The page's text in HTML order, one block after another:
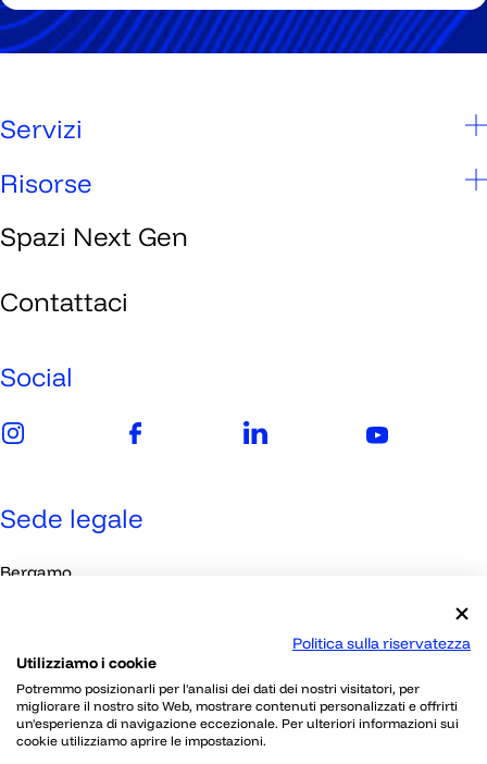
Servizi
Scuole
Studenti
Imprese
Risorse
Chi siamo
Spazi Next Gen
Contattaci
Social
Sede legale
Bergamo
Contatti
030 2395802
Politica sulla riservatezza
Utilizziamo i cookie
Potremmo posizionarli per l'analisi dei dati dei nostri visitatori, per
migliorare il nostro sito Web, mostrare contenuti personalizzati e offrirti
un'esperienza di navigazione eccezionale. Per ulteriori informazioni sui
cookie utilizziamo aprire le impostazioni.